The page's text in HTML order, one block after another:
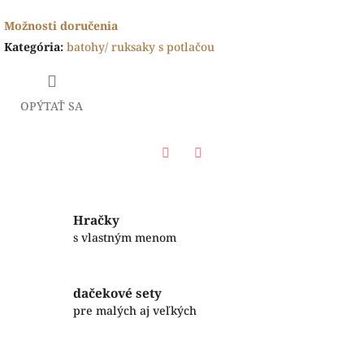
Možnosti doručenia
Kategória: batohy/ ruksaky s potlačou
OPÝTAŤ SA
Hračky
s vlastným menom
dačekové sety
pre malých aj veľkých